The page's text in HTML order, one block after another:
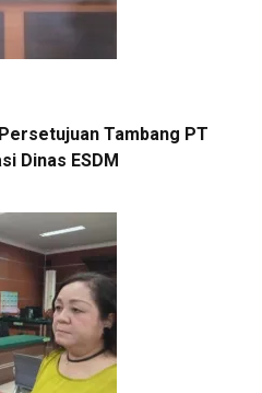
Tambang PT
Dinas ESDM